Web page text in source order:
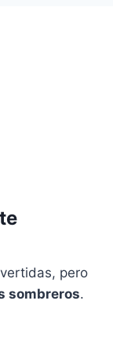
pero
sombreros.